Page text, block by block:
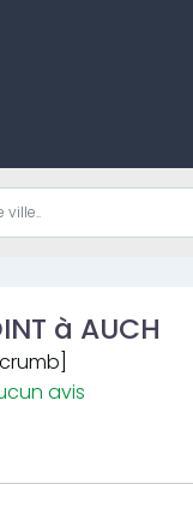
à AUCH
avis